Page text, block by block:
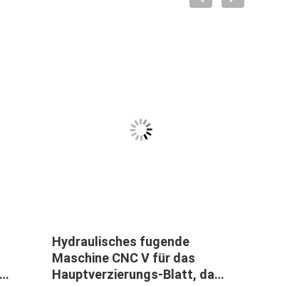
Hydraulisches fugende
Maschine CNC V für das
Hauptverzierungs-Blatt, das